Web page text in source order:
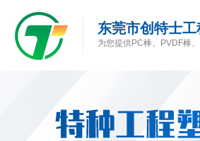
东莞市创特士工
为您提供PC棒、PVDF棒